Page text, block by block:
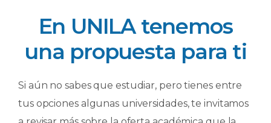
En UNILA tenemos
una propuesta para ti
Si aún no sabes que estudiar, pero tienes entre
tus opciones algunas universidades, te invitamos